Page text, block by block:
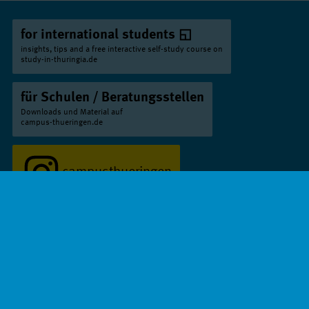
Duale Hochschule Gera-Eisenach // Bachelor
Betriebswirtschaft - Handelsmanagement
mit Schwerpunkt E-Commerce
Duale Hochschule Gera-Eisenach // Bachelor
Betriebswirtschaft - Immobilienwirtschaft
Duale Hochschule Gera-Eisenach // Bachelor
Betriebswirtschaft - Industrie
for international students
insights, tips and a free interactive self-study course on
study-in-thuringia.de
für Schulen / Beratungsstellen
Downloads und Material auf
campus-thueringen.de
campusthueringen